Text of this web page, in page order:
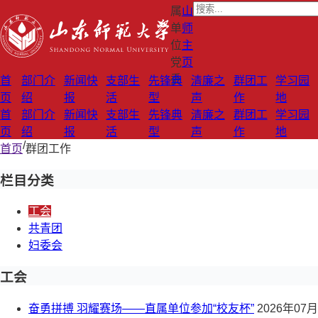
属
单
位
党
委
山
师
主
页
首
页
部门介
绍
新闻快
报
支部生
活
先锋典
型
清廉之
声
群团工
作
学习园
地
首
页
部门介
绍
新闻快
报
支部生
活
先锋典
型
清廉之
声
群团工
作
学习园
地
首页/群团工作
栏目分类
工会
共青团
妇委会
工会
奋勇拼搏 羽耀赛场——直属单位参加“校友杯” 2026年07月